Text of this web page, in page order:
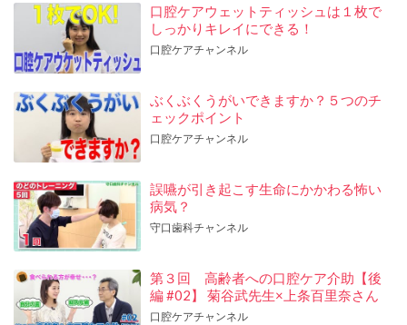
口腔ケアウェットティッシュは１枚で
しっかりキレイにできる！
口腔ケアチャンネル
ぶくぶくうがいできますか？５つのチ
ェックポイント
口腔ケアチャンネル
誤嚥が引き起こす生命にかかわる怖い
病気？
守口歯科チャンネル
第３回 高齢者への口腔ケア介助【後
編 #02】 菊谷武先生×上条百里奈さん
口腔ケアチャンネル